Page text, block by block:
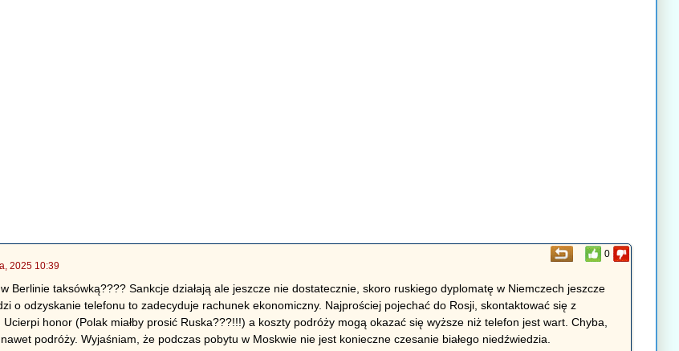
0
2025 10:39
Berlinie taksówką???? Sankcje działają ale jeszcze nie dostatecznie, skoro ruskiego dyplomatę w Niemczech jeszcze
o odzyskanie telefonu to zadecyduje rachunek ekonomiczny. Najprościej pojechać do Rosji, skontaktować się z
honor (Polak miałby prosić Ruska???!!!) a koszty podróży mogą okazać się wyższe niż telefon jest wart. Chyba,
podróży. Wyjaśniam, że podczas pobytu w Moskwie nie jest konieczne czesanie białego niedźwiedzia.